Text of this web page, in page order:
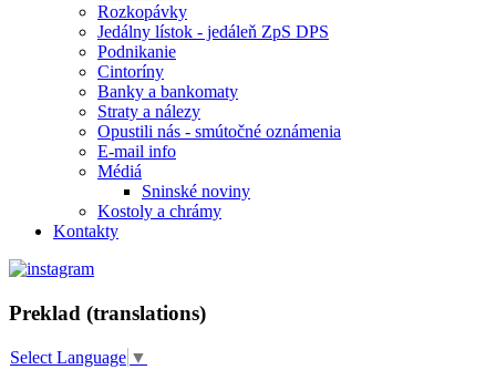
Rozkopávky
Jedálny lístok - jedáleň ZpS DPS
Podnikanie
Cintoríny
Banky a bankomaty
Straty a nálezy
Opustili nás - smútočné oznámenia
E-mail info
Médiá
Sninské noviny
Kostoly a chrámy
Kontakty
Preklad (translations)
Select Language ▼